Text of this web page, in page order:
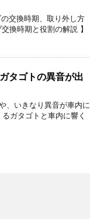
交換時期、取り外し方
時期と役割の解説 】
タゴトの異音が出
、いきなり異音が車内に
ガタゴトと車内に響く